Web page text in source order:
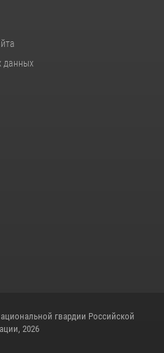
данных
гвардии Российской
2026